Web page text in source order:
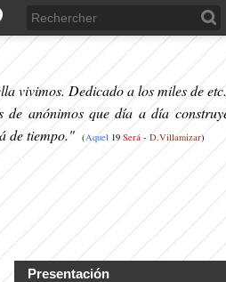
vivimos. Dedicado a los miles de
anónimos que día a día
de tiempo." (Aquel 19 Será - D.Villamizar)
Presentación